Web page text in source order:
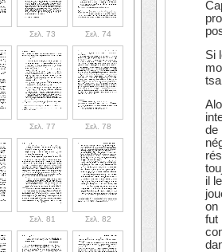
Σελ. 73 Σελ. 74
Σελ. 77 Σελ. 78
Σελ. 81 Σελ. 82
Si
de
il
on
fut